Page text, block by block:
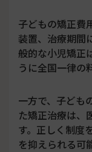
子どもの矯正費
装置、治療期間
般的な小児矯正
うに全国一律の
一方で、子ども
た矯正治療は、
す。正しく制度
を抑えられる可